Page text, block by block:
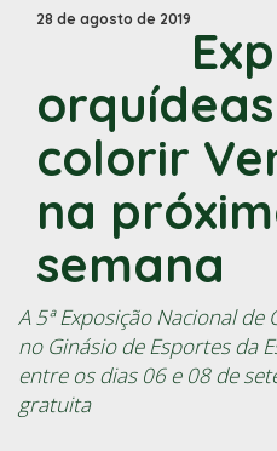
28 de agosto de 2019
colorir
na
semana
A 5ª Exposição Nacional
no Ginásio de Esportes da
entre os dias 06 e 08 de
gratuita